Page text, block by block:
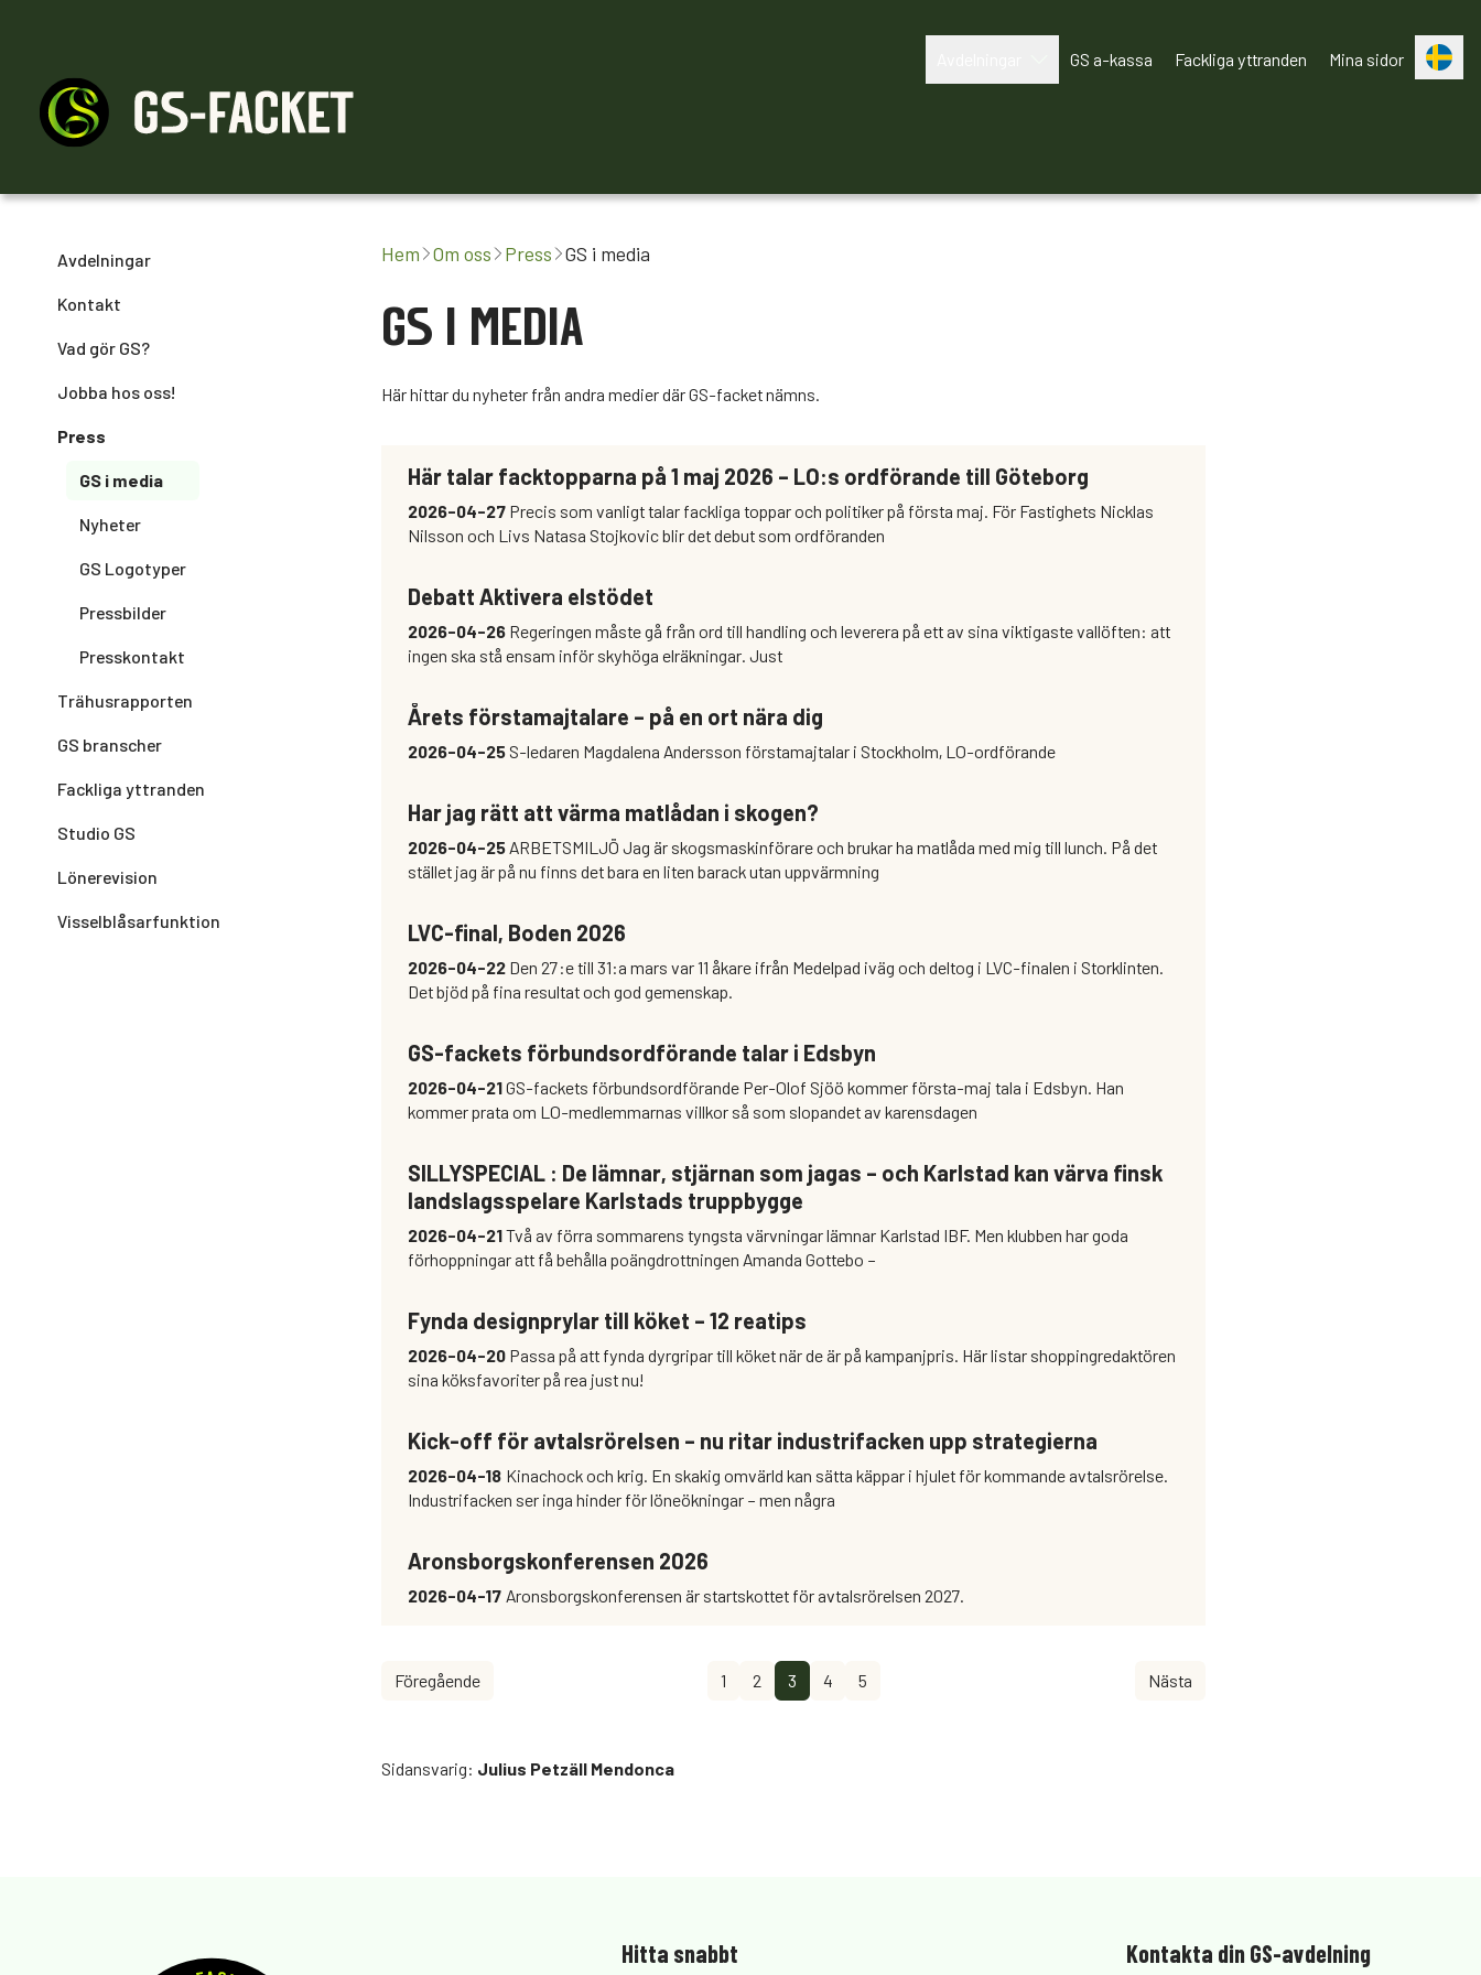
Medlemskap Råd & stöd Engagera dig Om oss Avtalsrörelsen 2027
GS a-kassa Fackliga yttranden Mina sidor
Avdelningar
Kontakt
Vad gör GS?
Jobba hos oss!
Press
GS i media
Nyheter
GS Logotyper
Pressbilder
Presskontakt
Trähusrapporten
GS branscher
Fackliga yttranden
Studio GS
Lönerevision
Visselblåsarfunktion
Hem Om oss Press GS i media
GS I MEDIA
Här hittar du nyheter från andra medier där GS-facket nämns.
2026-04-27 Precis som vanligt talar fackliga toppar och politiker på första maj. För Fastighets Nicklas
Nilsson och Livs Natasa Stojkovic blir det debut som ordföranden
Här talar facktopparna på 1 maj 2026 – LO:s ordförande till Göteborg
2026-04-26 Regeringen måste gå från ord till handling och leverera på ett av sina viktigaste vallöften: att
ingen ska stå ensam inför skyhöga elräkningar. Just
Debatt Aktivera elstödet
2026-04-25 S-ledaren Magdalena Andersson förstamajtalar i Stockholm, LO-ordförande
Årets förstamajtalare – på en ort nära dig
2026-04-25ARBETSMILJÖ Jag är skogsmaskinförare och brukar ha matlåda med mig till lunch. På det
stället jag är på nu finns det bara en liten barack utan uppvärmning
Har jag rätt att värma matlådan i skogen?
2026-04-22 Den 27:e till 31:a mars var 11 åkare ifrån Medelpad iväg och deltog i LVC-finalen i Storklinten.
Det bjöd på fina resultat och god gemenskap.
LVC-final, Boden 2026
2026-04-21GS-fackets förbundsordförande Per-Olof Sjöö kommer första-maj tala i Edsbyn. Han
kommer prata om LO-medlemmarnas villkor så som slopandet av karensdagen
GS-fackets förbundsordförande talar i Edsbyn
2026-04-21Två av förra sommarens tyngsta värvningar lämnar Karlstad IBF. Men klubben har goda
förhoppningar att få behålla poängdrottningen Amanda Gottebo –
SILLYSPECIAL : De lämnar, stjärnan som jagas – och Karlstad kan värva finsk
landslagsspelare Karlstads truppbygge
2026-04-20 Passa på att fynda dyrgripar till köket när de är på kampanjpris. Här listar shoppingredaktören
sina köksfavoriter på rea just nu!
Fynda designprylar till köket – 12 reatips
2026-04-18 Kinachock och krig. En skakig omvärld kan sätta käppar i hjulet för kommande avtalsrörelse.
Industrifacken ser inga hinder för löneökningar – men några
Kick-off för avtalsrörelsen – nu ritar industrifacken upp strategierna
2026-04-17 Aronsborgskonferensen är startskottet för avtalsrörelsen 2027.
Aronsborgskonferensen 2026
Föregående 1 2 3 4 5 Nästa
Sidansvarig: Julius Petzäll Mendonca
Hitta snabbt Kontakta din GS-avdelning